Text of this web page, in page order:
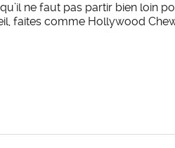
ne faut pas partir bien loin
faites comme Hollywood